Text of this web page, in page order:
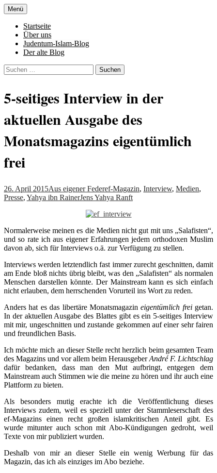
Zum
Inhalt
springen
Al-Adala.de
von allem
Menü
Startseite
Über uns
Judentum-Islam-Blog
Der alte Blog
Suchen
nach:
5-seitiges Interview in der
aktuellen Ausgabe des
Monatsmagazins eigentümlich
frei
26. April 2015Aus eigener Federef-Magazin, Interview, Medien,
Presse, Yahya ibn RainerJens Yahya Ranft
Normalerweise meinen es die Medien nicht gut mit uns „Salafisten“,
und so rate ich aus eigener Erfahrungen jedem orthodoxen Muslim
davon ab, sich für Interviews o.ä. zur Verfügung zu stellen.
Interviews werden letztendlich fast immer zurecht geschnitten, damit
am Ende bloß nichts übrig bleibt, was den „Salafisten“ als normalen
Menschen darstellen könnte. Der Mainstream kann es sich einfach
nicht erlauben, dem herrschenden Vorurteil ins Wort zu reden.
Anders hat es das libertäre Monatsmagazineigentümlich freigetan.
In der aktuellen Ausgabe des Blattes gibt es ein 5-seitiges Interview
mit mir, ungeschnitten und zustande gekommen auf einer sehr fairen
und freundlichen Basis.
Ich möchte mich an dieser Stelle recht herzlich beim gesamten Team
des Magazins und vor allem beim HerausgeberAndré F. Lichtschlag
dafür bedanken, dass man den Mut aufbringt, entgegen dem
Mainstream auch Stimmen wie die meine zu hören und ihr auch eine
Plattform zu bieten.
Als besonders mutig erachte ich die Veröffentlichung dieses
Interviews zudem, weil es speziell unter der Stammleserschaft des
ef-Magazins einen recht großen islamkritischen Anteil gibt. Es
wurde mitunter auch schon mit Abo-Kündigungen gedroht, weil
Texte von mir publiziert wurden.
Deshalb von mir an dieser Stelle ein wenig Werbung für das
Magazin, das ich als einziges im Abo beziehe.